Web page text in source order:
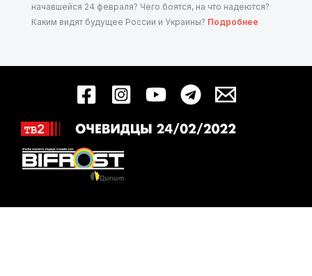
начавшейся 24 февраля? Чего боятся, на что надеются?
Каким видят будущее России и Украины? Подробнее